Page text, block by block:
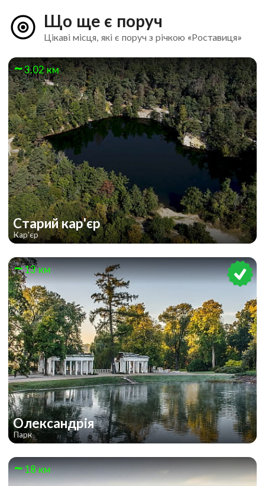
Що ще є поруч
Цікаві місця, які є поруч з річкою «Роставиця»
3.02 км
Старий кар'єр
Кар'єр
13 км
Олександрія
Парк
18 км